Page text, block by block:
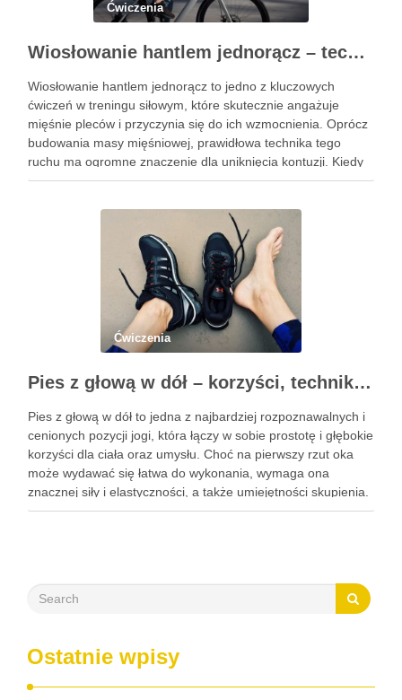
Ćwiczenia
Wiosłowanie hantlem jednorącz – technika, błędy i efekty treningu
Wiosłowanie hantlem jednorącz to jedno z kluczowych
ćwiczeń w treningu siłowym, które skutecznie angażuje
mięśnie pleców i przyczynia się do ich wzmocnienia. Oprócz
budowania masy mięśniowej, prawidłowa technika tego
ruchu ma ogromne znaczenie dla uniknięcia kontuzji. Kiedy
wykonujemy wiosłowanie, skupiamy się nie tylko na ruchu,
Ćwiczenia
Pies z głową w dół – korzyści, technika i modyfikacje tej asany
Pies z głową w dół to jedna z najbardziej rozpoznawalnych i
cenionych pozycji jogi, która łączy w sobie prostotę i głębokie
korzyści dla ciała oraz umysłu. Choć na pierwszy rzut oka
może wydawać się łatwa do wykonania, wymaga ona
znacznej siły i elastyczności, a także umiejętności skupienia.
Regularna praktyka tej …
Ostatnie wpisy